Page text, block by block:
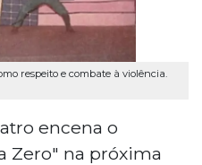
respeito e combate à violência.
encena o
Zero" na próxima